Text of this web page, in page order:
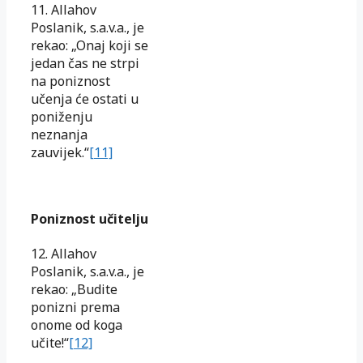
11. Allahov
Poslanik, s.a.v.a., je
rekao: „Onaj koji se
jedan čas ne strpi
na poniznost
učenja će ostati u
poniženju
neznanja
zauvijek.“[11]
Poniznost učitelju
12. Allahov
Poslanik, s.a.v.a., je
rekao: „Budite
ponizni prema
onome od koga
učite!“[12]